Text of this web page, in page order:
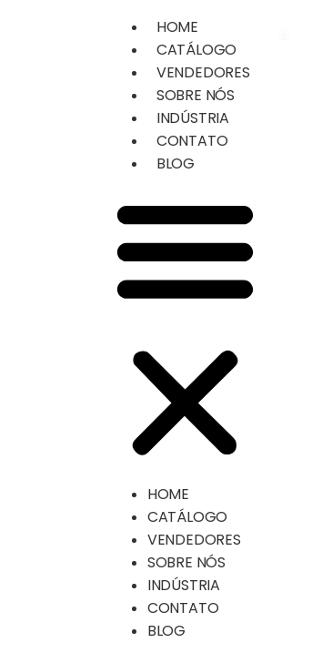
HOME
CATÁLOGO
VENDEDORES
SOBRE NÓS
INDÚSTRIA
CONTATO
BLOG
HOME
CATÁLOGO
VENDEDORES
SOBRE NÓS
INDÚSTRIA
CONTATO
BLOG